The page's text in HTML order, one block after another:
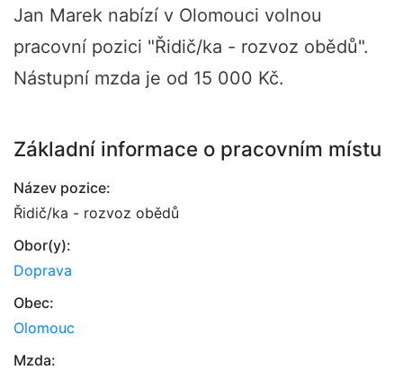
Jan Marek nabízí v Olomouci volnou
pracovní pozici "Řidič/ka - rozvoz obědů".
Nástupní mzda je od 15 000 Kč.
Základní informace o pracovním místu
Název pozice:
Řidič/ka - rozvoz obědů
Obor(y):
Doprava
Obec:
Olomouc
Mzda: